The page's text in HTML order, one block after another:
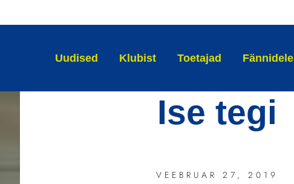
Uudised Klubist Toetajad Fännidele
Ise tegi
VEEBRUAR 27, 2019